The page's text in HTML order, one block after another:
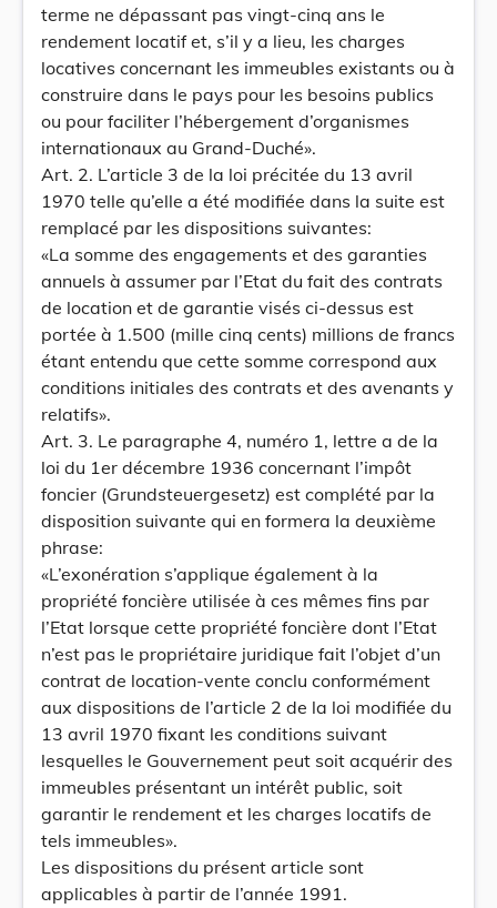
terme ne dépassant pas vingt-cinq ans le
rendement locatif et, s’il y a lieu, les charges
locatives concernant les immeubles existants ou à
construire dans le pays pour les besoins publics
ou pour faciliter l’hébergement d’organismes
internationaux au Grand-Duché».
Art. 2. L’article 3 de la loi précitée du 13 avril
1970 telle qu’elle a été modifiée dans la suite est
remplacé par les dispositions suivantes:
«La somme des engagements et des garanties
annuels à assumer par l’Etat du fait des contrats
de location et de garantie visés ci-dessus est
portée à 1.500 (mille cinq cents) millions de francs
étant entendu que cette somme correspond aux
conditions initiales des contrats et des avenants y
relatifs».
Art. 3. Le paragraphe 4, numéro 1, lettre a de la
loi du 1er décembre 1936 concernant l’impôt
foncier (Grundsteuergesetz) est complété par la
disposition suivante qui en formera la deuxième
phrase:
«L’exonération s’applique également à la
propriété foncière utilisée à ces mêmes fins par
l’Etat lorsque cette propriété foncière dont l’Etat
n’est pas le propriétaire juridique fait l’objet d’un
contrat de location-vente conclu conformément
aux dispositions de l’article 2 de la loi modifiée du
13 avril 1970 fixant les conditions suivant
lesquelles le Gouvernement peut soit acquérir des
immeubles présentant un intérêt public, soit
garantir le rendement et les charges locatifs de
tels immeubles».
Les dispositions du présent article sont
applicables à partir de l’année 1991.